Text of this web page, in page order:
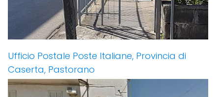
Ufficio Postale Poste Italiane, Provincia di
Caserta, Pastorano